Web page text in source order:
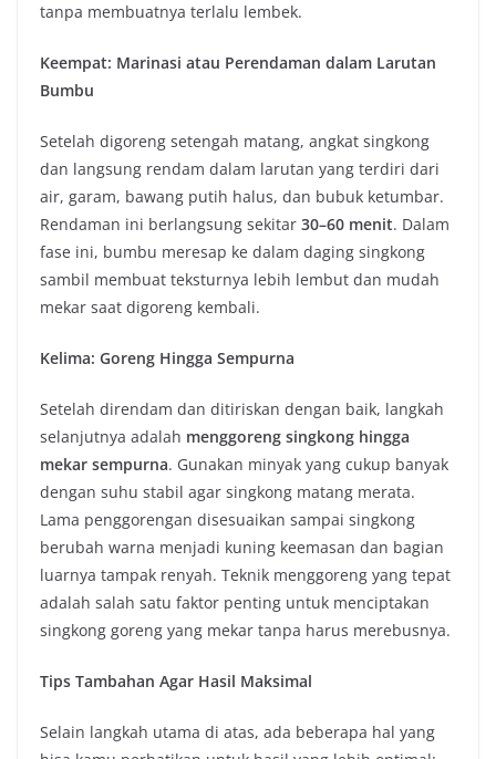
tanpa membuatnya terlalu lembek.
Keempat: Marinasi atau Perendaman dalam Larutan
Bumbu
Setelah digoreng setengah matang, angkat singkong
dan langsung rendam dalam larutan yang terdiri dari
air, garam, bawang putih halus, dan bubuk ketumbar.
Rendaman ini berlangsung sekitar 30–60 menit. Dalam
fase ini, bumbu meresap ke dalam daging singkong
sambil membuat teksturnya lebih lembut dan mudah
mekar saat digoreng kembali.
Kelima: Goreng Hingga Sempurna
Setelah direndam dan ditiriskan dengan baik, langkah
selanjutnya adalah menggoreng singkong hingga
mekar sempurna. Gunakan minyak yang cukup banyak
dengan suhu stabil agar singkong matang merata.
Lama penggorengan disesuaikan sampai singkong
berubah warna menjadi kuning keemasan dan bagian
luarnya tampak renyah. Teknik menggoreng yang tepat
adalah salah satu faktor penting untuk menciptakan
singkong goreng yang mekar tanpa harus merebusnya.
Tips Tambahan Agar Hasil Maksimal
Selain langkah utama di atas, ada beberapa hal yang